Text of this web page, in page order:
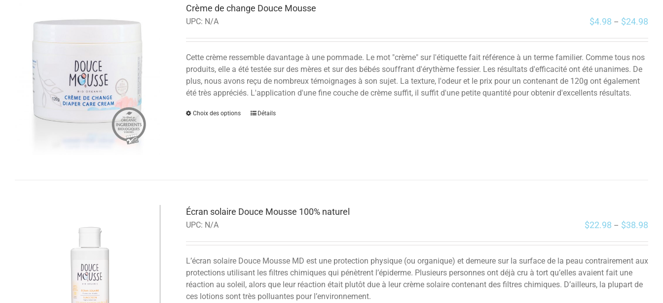
Crème de change Douce Mousse
UPC: N/A $4.98 – $24.98
Cette crème ressemble davantage à une pommade. Le mot "crème" sur l'étiquette fait référence à un terme familier. Comme tous nos
produits, elle a été testée sur des mères et sur des bébés souffrant d'érythème fessier. Les résultats d'efficacité ont été unanimes. De
plus, nous avons reçu de nombreux témoignages à son sujet. La texture, l'odeur et le prix pour un contenant de 120g ont également
été très appréciés. L'application d'une fine couche de crème suffit, il suffit d'une petite quantité pour obtenir d'excellents résultats.
Choix des options Détails
Écran solaire Douce Mousse 100% naturel
UPC: N/A $22.98 – $38.98
L’écran solaire Douce Mousse MD est une protection physique (ou organique) et demeure sur la surface de la peau contrairement aux
protections utilisant les filtres chimiques qui pénètrent l’épiderme. Plusieurs personnes ont déjà cru à tort qu’elles avaient fait une
réaction au soleil, alors que leur réaction était plutôt due à leur crème solaire contenant des filtres chimiques. D’ailleurs, la plupart de
ces lotions sont très polluantes pour l’environnement.